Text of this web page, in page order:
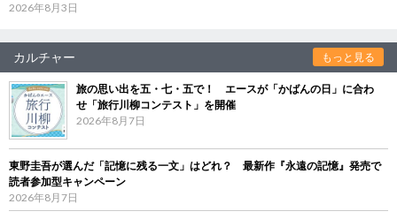
2026年8月3日
カルチャー もっと見る
旅の思い出を五・七・五で！ エースが「かばんの日」に合わ
せ「旅行川柳コンテスト」を開催
2026年8月7日
東野圭吾が選んだ「記憶に残る一文」はどれ？ 最新作『永遠の記憶』発売で
読者参加型キャンペーン
2026年8月7日